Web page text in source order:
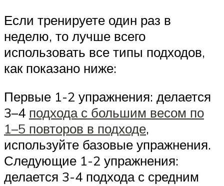
Если тренируете один раз в
неделю, то лучше всего
использовать все типы подходов,
как показано ниже:
Первые 1-2 упражнения: делается
3–4 подхода с большим весом по
1–5 повторов в подходе,
используйте базовые упражнения.
Следующие 1-2 упражнения:
делается 3-4 подхода с средним